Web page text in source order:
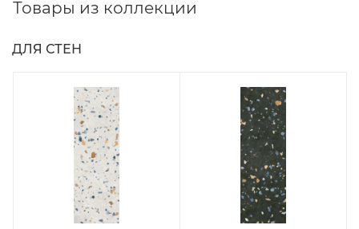
Товары из коллекции
ДЛЯ СТЕН